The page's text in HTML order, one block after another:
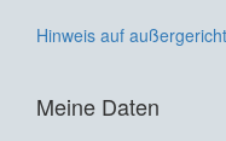
Hinweis auf
Meine Daten